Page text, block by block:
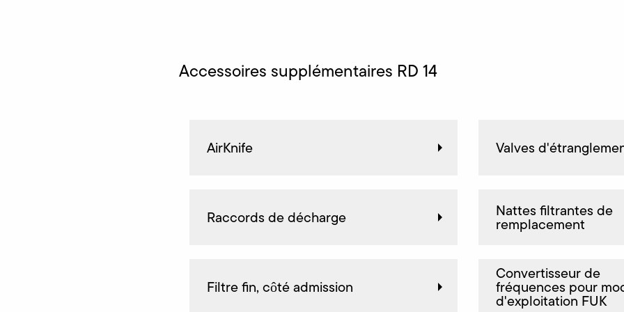
Accessoires supplémentaires RD 14
AirKnife Valves
Raccords de décharge Nattes filtrantes de
remplacement
Filtre fin, côté admission
Convertisseur de
fréquences pour
d'exploitation FUK